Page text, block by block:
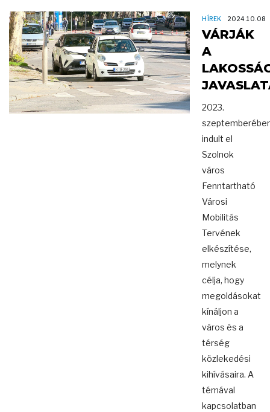
HÍREK 2024.10.08
VÁRJÁK
A
2023.
indult el
Szolnok
város
Fenntartható
Városi
Mobilitás
Tervének
elkészítése,
melynek
célja, hogy
megoldásokat
kínáljon a
város és a
térség
közlekedési
kihívásaira. A
témával
kapcsolatban